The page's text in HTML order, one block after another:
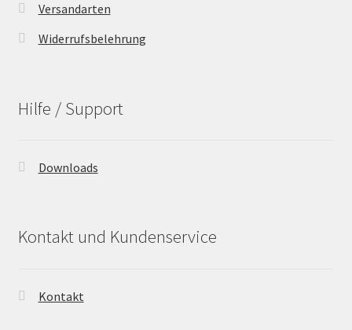
Versandarten
Widerrufsbelehrung
Hilfe / Support
Downloads
Kontakt und Kundenservice
Kontakt